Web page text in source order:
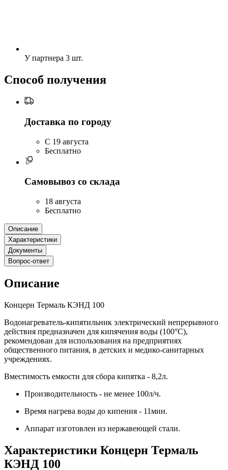
У партнера 3 шт.
Способ получения
Доставка по городу
C 19 августа
Бесплатно
Самовывоз со склада
18 августа
Бесплатно
Описание
Характеристики
Документы
Вопрос-ответ
Описание
Концерн Термаль КЭНД 100
Водонагреватель-кипятильник электрический непрерывного
действия предназначен для кипячения воды (100°С),
рекомендован для использования на предприятиях
общественного питания, в детских и медико-санитарных
учреждениях.
Вместимость емкости для сбора кипятка - 8,2л.
Производительность - не менее 100л/ч.
Время нагрева воды до кипения - 11мин.
Аппарат изготовлен из нержавеющей стали.
Характеристики Концерн Термаль
КЭНД 100